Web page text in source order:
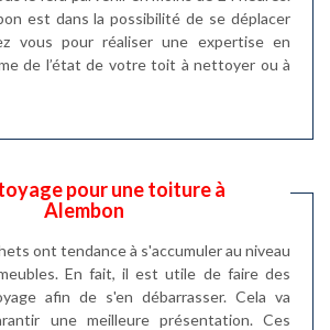
est dans la possibilité de se déplacer
vous pour réaliser une expertise en
de l’état de votre toit à nettoyer ou à
pour une toiture à
Alembon
ont tendance à s'accumuler au niveau
En fait, il est utile de faire des
afin de s'en débarrasser. Cela va
une meilleure présentation. Ces